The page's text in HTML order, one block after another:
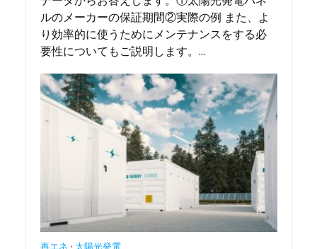
ルのメーカーの保証期間②実際の例 また、よ
り効率的に使うためにメンテナンスをする必
要性についてもご説明します。...
再エネ • 太陽光発電